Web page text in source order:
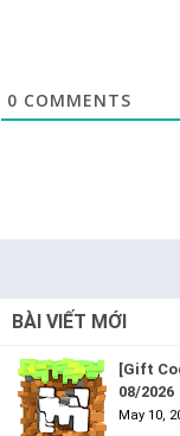
0 COMMENTS
BÀI VIẾT MỚI
[Gift
08/2026
May 10,